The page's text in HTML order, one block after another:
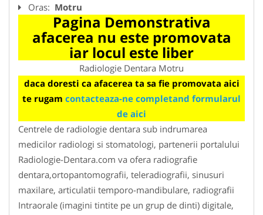
Oras: Motru
Pagina Demonstrativa
afacerea nu este promovata
iar locul este liber
Radiologie Dentara Motru
daca doresti ca afacerea ta sa fie promovata aici
te rugam contacteaza-ne completand formularul
de aici
Centrele de radiologie dentara sub indrumarea
medicilor radiologi si stomatologi, partenerii portalului
Radiologie-Dentara.com va ofera radiografie
dentara,ortopantomografii, teleradiografii, sinusuri
maxilare, articulatii temporo-mandibulare, radiografii
Intraorale (imagini tintite pe un grup de dinti) digitale,